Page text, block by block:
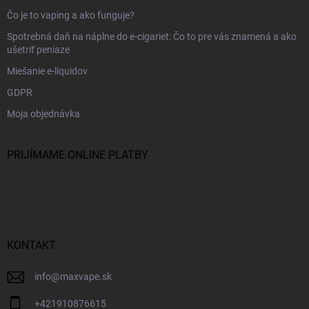
Čo je to vaping a ako funguje?
Spotrebná daň na náplne do e-cigariet: Čo to pre vás znamená a ako
ušetriť peniaze
Miešanie e-liquidov
GDPR
Moja objednávka
PRIJÍMAME ONLINE PLATBY
KONTAKT
info@maxvape.sk
+421910876615